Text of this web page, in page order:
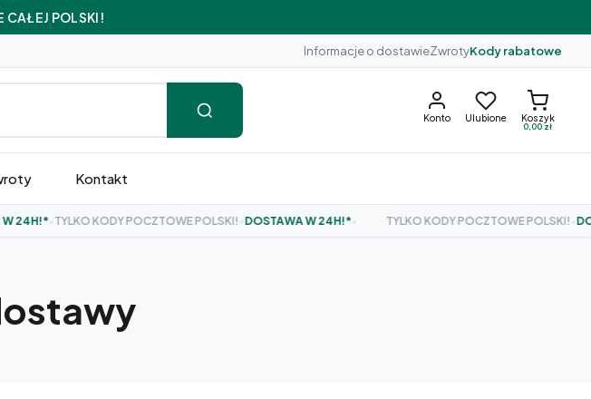
CAŁEJ POLSKI!
Informacje o dostawieZwrotyKody rabatowe
Konto Ulubione Koszyk
0,00 zł
Kontakt
•TYLKO KODY POCZTOWE POLSKI!•DOSTAWA W 24H!*• TYLKO KODY POCZTOWE POLSKI!•